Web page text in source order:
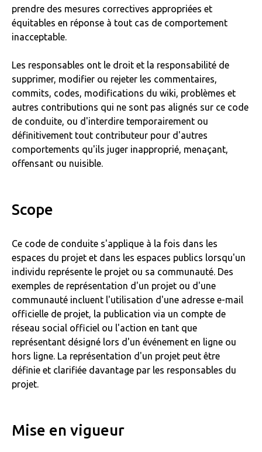
prendre des mesures correctives appropriées et
équitables en réponse à tout cas de comportement
inacceptable.
Les responsables ont le droit et la responsabilité de
supprimer, modifier ou rejeter les commentaires,
commits, codes, modifications du wiki, problèmes et
autres contributions qui ne sont pas alignés sur ce code
de conduite, ou d'interdire temporairement ou
définitivement tout contributeur pour d'autres
comportements qu'ils juger inapproprié, menaçant,
offensant ou nuisible.
Scope
Ce code de conduite s'applique à la fois dans les
espaces du projet et dans les espaces publics lorsqu'un
individu représente le projet ou sa communauté. Des
exemples de représentation d'un projet ou d'une
communauté incluent l'utilisation d'une adresse e-mail
officielle de projet, la publication via un compte de
réseau social officiel ou l'action en tant que
représentant désigné lors d'un événement en ligne ou
hors ligne. La représentation d'un projet peut être
définie et clarifiée davantage par les responsables du
projet.
Mise en vigueur